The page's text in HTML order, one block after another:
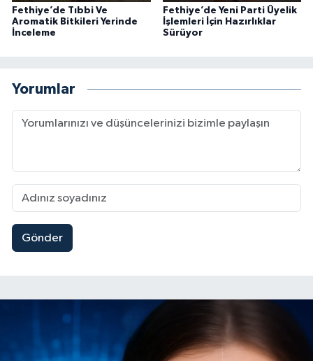
Fethiye’de Tıbbi Ve
Aromatik Bitkileri Yerinde
İnceleme
Fethiye’de Yeni Parti Üyelik
İşlemleri İçin Hazırlıklar
Sürüyor
Yorumlar
Gönder